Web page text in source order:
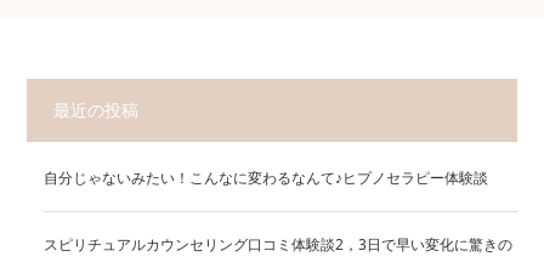
最近の投稿
自分じゃないみたい！こんなに変わるなんて♪ヒプノセラピー体験談
スピリチュアルカウンセリング口コミ体験談2，3日で早い変化に驚きの